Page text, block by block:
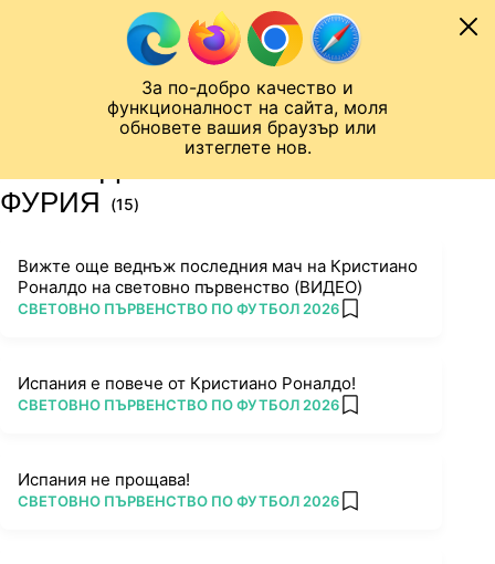
За по-добро качество и
функционалност на сайта, моля
обновете вашия браузър или
изтеглете нов.
Към съдържанието
Лига на Конференциите
ФУРИЯ
(15)
Вижте още веднъж последния мач на Кристиано
Роналдо на световно първенство (ВИДЕО)
ПОВЕЧЕ ОТ
СВЕТОВНО ПЪРВЕНСТВО ПО ФУТБОЛ 2026 add favorites
Испания е повече от Кристиано Роналдо!
ПОВЕЧЕ ОТ
СВЕТОВНО ПЪРВЕНСТВО ПО ФУТБОЛ 2026 add favorites
Испания не прощава!
ПОВЕЧЕ ОТ
СВЕТОВНО ПЪРВЕНСТВО ПО ФУТБОЛ 2026 add favorites